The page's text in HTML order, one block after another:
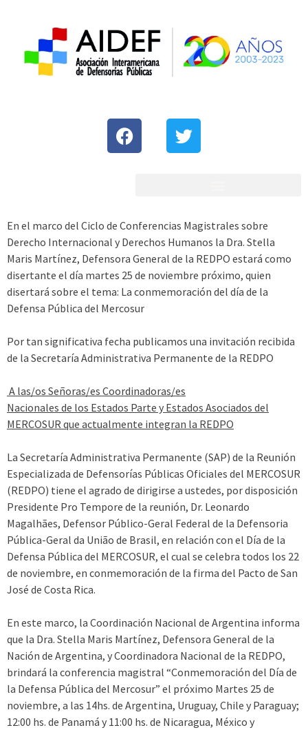
En el marco del Ciclo de Conferencias Magistrales sobre
Derecho Internacional y Derechos Humanos la Dra. Stella
Maris Martínez, Defensora General de la REDPO estará como
disertante el día martes 25 de noviembre próximo, quien
disertará sobre el tema: La conmemoración del día de la
Defensa Pública del Mercosur
Por tan significativa fecha publicamos una invitación recibida
de la Secretaría Administrativa Permanente de la REDPO
A las/os Señoras/es Coordinadoras/es
Nacionales de los Estados Parte y Estados Asociados del
MERCOSUR que actualmente integran la REDPO
La Secretaría Administrativa Permanente (SAP) de la Reunión
Especializada de Defensorías Públicas Oficiales del MERCOSUR
(REDPO) tiene el agrado de dirigirse a ustedes, por disposición
Presidente Pro Tempore de la reunión, Dr. Leonardo
Magalhães, Defensor Público-Geral Federal de la Defensoria
Pública-Geral da União de Brasil, en relación con el Día de la
Defensa Pública del MERCOSUR, el cual se celebra todos los 22
de noviembre, en conmemoración de la firma del Pacto de San
José de Costa Rica.
En este marco, la Coordinación Nacional de Argentina informa
que la Dra. Stella Maris Martínez, Defensora General de la
Nación de Argentina, y Coordinadora Nacional de la REDPO,
brindará la conferencia magistral “Conmemoración del Día de
la Defensa Pública del Mercosur” el próximo Martes 25 de
noviembre, a las 14hs. de Argentina, Uruguay, Chile y Paraguay;
12:00 hs. de Panamá y 11:00 hs. de Nicaragua, México y